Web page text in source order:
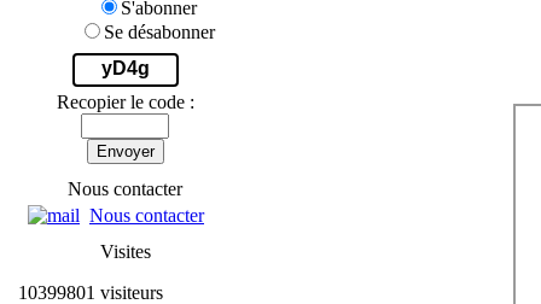
S'abonner
Se désabonner
yD4g
Recopier le code :
Envoyer
Nous contacter
Nous contacter
Visites
10399801 visiteurs